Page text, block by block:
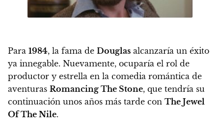
Para 1984, la fama de Douglas alcanzaría un éxito
ya innegable. Nuevamente, ocuparía el rol de
productor y estrella en la comedia romántica de
aventuras Romancing The Stone, que tendría su
continuación unos años más tarde con The Jewel
Of The Nile.